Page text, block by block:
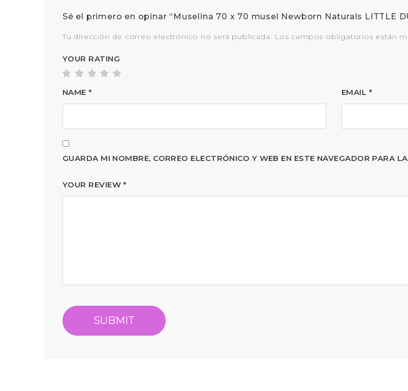
Sé el primero en opinar “Muselina 70 x 70 musel Newborn Naturals LITTLE
Tu dirección de correo electrónico no será publicada. Los campos obligatorios están
YOUR RATING
YOUR REVIEW*
NAME* EMAIL *
GUARDA MI NOMBRE, CORREO ELECTRÓNICO Y WEB EN ESTE NAVEGADOR PARA